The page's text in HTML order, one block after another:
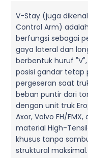
V-Stay (juga
Control Arm)
berfungsi sebagai
gaya lateral dan
berbentuk huruf
posisi gandar tetap
pergeseran saat
beban puntir dari
dengan unit truk
Axor, Volvo FH/
material High-
khusus tanpa
struktural